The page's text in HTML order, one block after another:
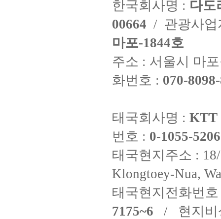
한국회사명 : 다도
00664 / 관광사
마포-1844호
주소 : 서울시 마
화번호 : 070-
태국회사명 : KTT
번호 : 0-1055-
태국현지주소 :
Klongtoey-Nua,
태국현지전화번
7175~6 / 현지비